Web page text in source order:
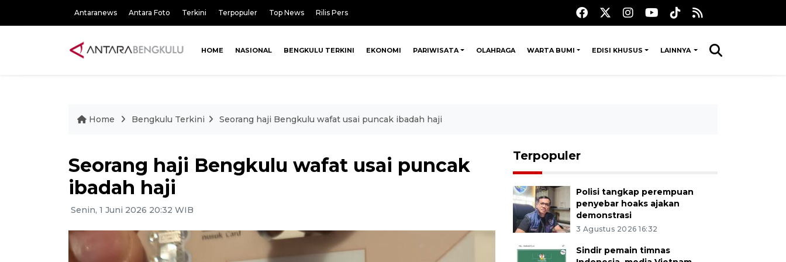
Antaranews Antara Foto Terkini Terpopuler Top News Rilis Pers
HOME NASIONAL BENGKULU TERKINI EKONOMI PARIWISATA OLAHRAGA WARTA BUMI EDISI KHUSUS LAINNYA
Home Bengkulu Terkini Seorang haji Bengkulu wafat usai puncak ibadah haji
Seorang haji Bengkulu wafat usai puncak
ibadah haji
Senin, 1 Juni 2026 20:32 WIB
Terpopuler
Polisi tangkap perempuan
penyebar hoaks ajakan
demonstrasi
3 Agustus 2026 16:32
Sindir pemain timnas